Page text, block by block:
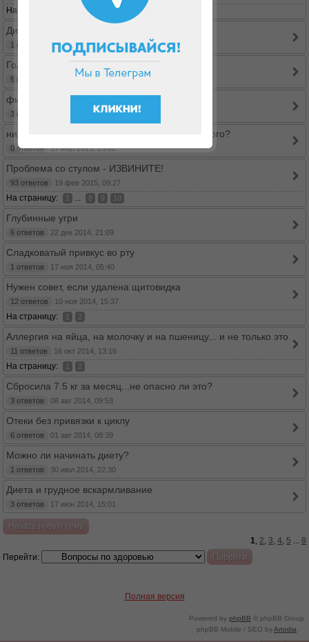
На страницу:
Диета Дюкана во время беременности
1 ответов 02 апр 2015, 13:39
Головные боли
5 ответов 01 апр 2015, 04:51
фибромиома
3 ответов 23 мар 2015, 17:55
низкое давление вследствие диеты, было у кого?
0 ответов 17 мар 2015, 23:02
Проблема со стулом - ИЗВИНИТЕ!
93 ответов 19 фев 2015, 09:27
На страницу: 1 ... 8 9 10
Глубинные угри
6 ответов 22 дек 2014, 21:09
Сладковатый привкус во рту
1 ответов 17 ноя 2014, 05:40
Нужен совет, если удалена щитовидка
12 ответов 10 ноя 2014, 15:37
На страницу: 1 2
Аллергия на яйца, на молочку и на пшеницу... и не только это
11 ответов 16 окт 2014, 13:16
На страницу: 1 2
Сбросила 7.5 кг за месяц...не опасно ли это?
3 ответов 08 авг 2014, 09:53
Отеки без привязки к циклу
6 ответов 01 авг 2014, 08:39
Можно ли начинать диету?
1 ответов 30 июл 2014, 22:30
Диета и грудное вскармливание
3 ответов 17 июн 2014, 15:01
Начать новую тему
1, 2, 3, 4, 5 ... 8
Перейти:
Полная версия
Powered by phpBB © phpBB Group.
phpBB Mobile / SEO byArtodia